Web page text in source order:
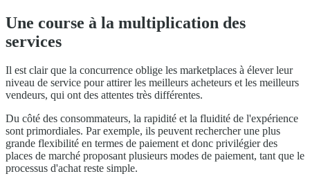
Une course à la multiplication des
services
Il est clair que la concurrence oblige les marketplaces à élever leur
niveau de service pour attirer les meilleurs acheteurs et les meilleurs
vendeurs, qui ont des attentes très différentes.
Du côté des consommateurs, la rapidité et la fluidité de l'expérience
sont primordiales. Par exemple, ils peuvent rechercher une plus
grande flexibilité en termes de paiement et donc privilégier des
places de marché proposant plusieurs modes de paiement, tant que le
processus d'achat reste simple.